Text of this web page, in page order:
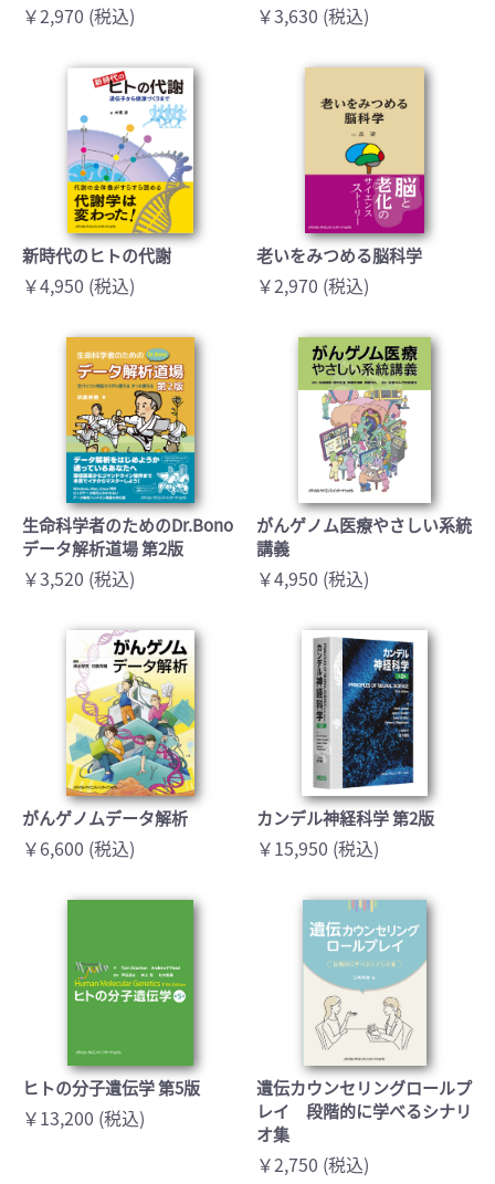
￥2,970 (税込) ￥3,630 (税込)
新時代のヒトの代謝
￥4,950 (税込)
老いをみつめる脳科学
￥2,970 (税込)
生命科学者のためのDr.Bono
データ解析道場 第2版
￥3,520 (税込)
がんゲノム医療やさしい系統
講義
￥4,950 (税込)
がんゲノムデータ解析
￥6,600 (税込)
カンデル神経科学 第2版
￥15,950 (税込)
ヒトの分子遺伝学 第5版
￥13,200 (税込)
遺伝カウンセリングロールプ
レイ 段階的に学べるシナリ
オ集
￥2,750 (税込)